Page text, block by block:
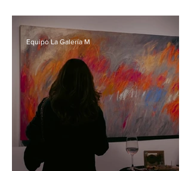
llegada de Mistero Buffo, la
obra maestra de Dario Fo
Equipo La Galería M